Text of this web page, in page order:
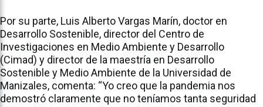
Por su parte, Luis Alberto Vargas Marín, doctor en
Desarrollo Sostenible, director del Centro de
Investigaciones en Medio Ambiente y Desarrollo
(Cimad) y director de la maestría en Desarrollo
Sostenible y Medio Ambiente de la Universidad de
Manizales, comenta: “Yo creo que la pandemia nos
demostró claramente que no teníamos tanta seguridad